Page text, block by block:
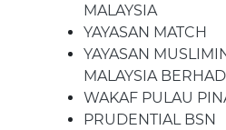
MALAYSIA
YAYASAN MATCH
YAYASAN
MALAYSIA BERHAD
WAKAF PULAU
PRUDENTIAL BSN